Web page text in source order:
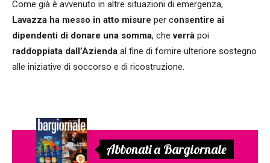
Come già è avvenuto in altre situazioni di emergenza,
Lavazza ha messo in atto misure per consentire ai
dipendenti di donare una somma, cheverrà poi
raddoppiata dall’Azienda al fine di fornire ulteriore sostegno
alle iniziative di soccorso e di ricostruzione.
Abbonati a Bargiornale